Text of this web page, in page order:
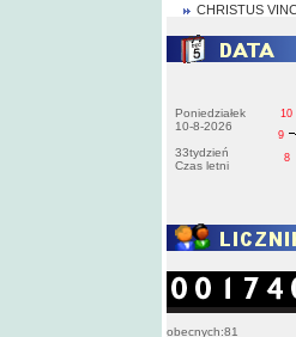
CHRISTUS
Poniedziałek
10-8-2026
33tydzień
Czas letni
8
9
10
obecnych:81